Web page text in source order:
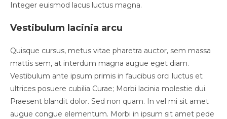
Integer euismod lacus luctus magna.
Vestibulum lacinia arcu
Quisque cursus, metus vitae pharetra auctor, sem massa
mattis sem, at interdum magna augue eget diam.
Vestibulum ante ipsum primis in faucibus orci luctus et
ultrices posuere cubilia Curae; Morbi lacinia molestie dui.
Praesent blandit dolor. Sed non quam. In vel mi sit amet
augue congue elementum. Morbi in ipsum sit amet pede